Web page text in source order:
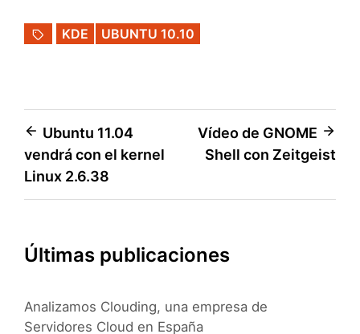
KDE UBUNTU 10.10
Navegación
de
entradas
Ubuntu 11.04
vendrá con el kernel
Linux 2.6.38
Vídeo de GNOME
Shell con Zeitgeist
Últimas publicaciones
Analizamos Clouding, una empresa de
Servidores Cloud en España